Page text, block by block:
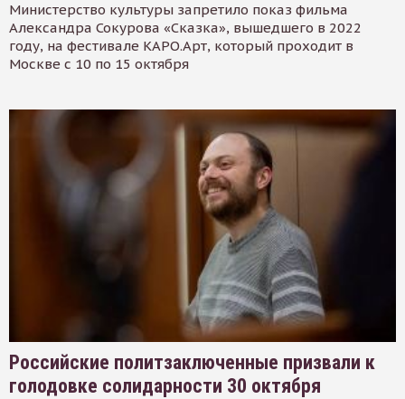
Министерство культуры запретило показ фильма
Александра Сокурова «Сказка», вышедшего в 2022
году, на фестивале КАРО.Арт, который проходит в
Москве с 10 по 15 октября
Российские политзаключенные призвали к
голодовке солидарности 30 октября